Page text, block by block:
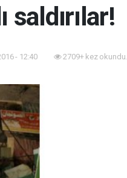
saldırılar!
- 12:40 2709+ kez okundu.